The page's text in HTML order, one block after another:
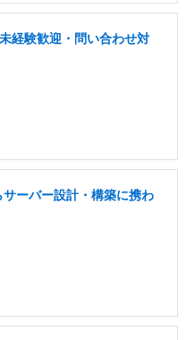
経験歓迎・問い合わせ対
ーバー設計・構築に携わ